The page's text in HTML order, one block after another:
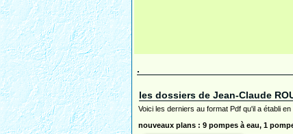
.
les dossiers de Jean-Claude
Voici les derniers au format Pdf qu'il a établi en
nouveaux plans : 9 pompes à eau, 1